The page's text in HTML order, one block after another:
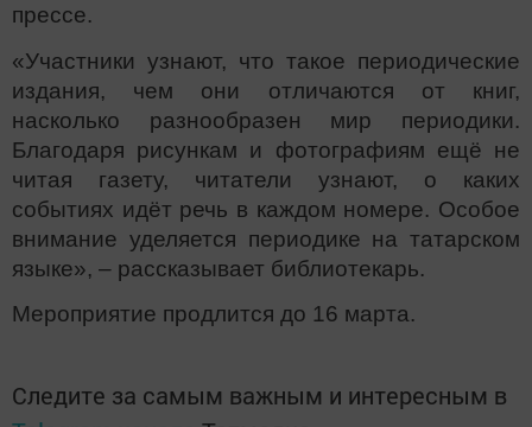
прессе.
«Участники узнают, что такое периодические
издания, чем они отличаются от книг,
насколько разнообразен мир периодики.
Благодаря рисункам и фотографиям ещё не
читая газету, читатели узнают, о каких
событиях идёт речь в каждом номере. Особое
внимание уделяется периодике на татарском
языке», – рассказывает библиотекарь.
Мероприятие продлится до 16 марта.
Следите за самым важным и интересным в